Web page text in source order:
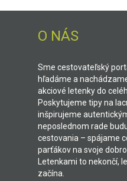
O NÁS
Sme cestovateľský
hľadáme a
akciové letenky do
Poskytujeme tipy na
inšpirujeme
neposlednom rade
cestovania – spájame
parťákov na svoje
Letenkami to nekončí,
začína.